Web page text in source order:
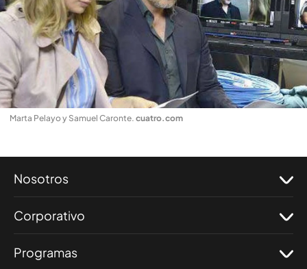
Marta Pelayo y Samuel Caronte. cuatro.com
Nosotros
Corporativo
Programas